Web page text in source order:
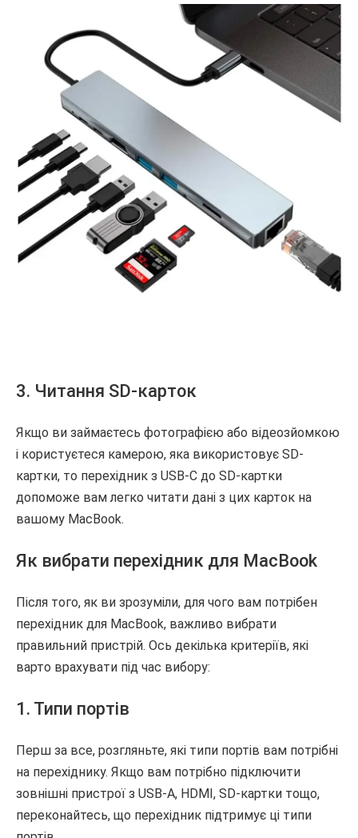
3. Читання SD-карток
Якщо ви займаєтесь фотографією або відеозйомкою
і користуєтеся камерою, яка використовує SD-
картки, то перехідник з USB-C до SD-картки
допоможе вам легко читати дані з цих карток на
вашому MacBook.
Як вибрати перехідник для MacBook
Після того, як ви зрозуміли, для чого вам потрібен
перехідник для MacBook, важливо вибрати
правильний пристрій. Ось декілька критеріїв, які
варто врахувати під час вибору:
1. Типи портів
Перш за все, розгляньте, які типи портів вам потрібні
на перехіднику. Якщо вам потрібно підключити
зовнішні пристрої з USB-A, HDMI, SD-картки тощо,
переконайтесь, що перехідник підтримує ці типи